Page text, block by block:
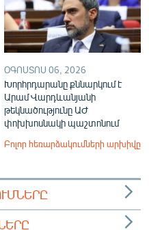
ՕԳՈՍՏՈՍ 06, 2026
Խորհրդարանը քննարկում է
Արամ Վարդևանյանի
թեկնածությունը ԱԺ
փոխխոսնակի պաշտոնում
Բոլոր հեռարձակումների արխիվը